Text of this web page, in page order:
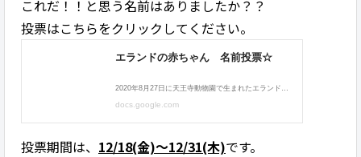
これだ！！と思う名前はありましたか？？
投票はこちらをクリックしてください。
投票期間は、 12/18(金)〜12/31(木)です。